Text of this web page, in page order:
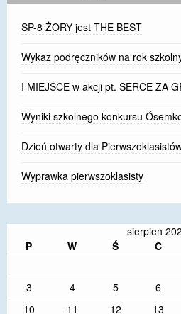
SP-8 ŻORY jest THE BEST
Wykaz podręczników na rok
I MIEJSCE w akcji pt. SERCE ZA
Wyniki szkolnego konkursu
Dzień otwarty dla
Wyprawka pierwszoklasisty
sierpień
P
W Ś C
3
4 5 6
10
11 12 13